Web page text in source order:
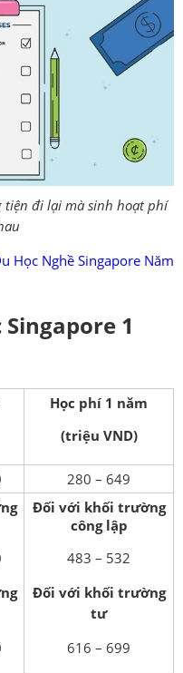
tiện đi lại mà sinh hoạt phí
Học Nghề Singapore Năm
1
Học phí 1 năm
(triệu VND)
280 – 649
Đối với khối trường
công lập
483 – 532
Đối với khối trường
tư
616 – 699